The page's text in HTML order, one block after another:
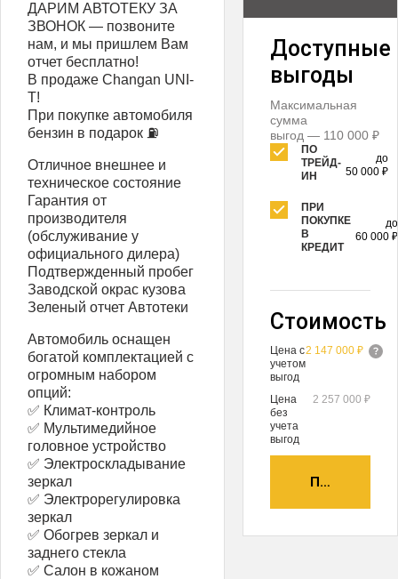
ДАРИМ АВТОТЕКУ ЗА
ЗВОНОК — позвоните
нам, и мы пришлем Вам
отчет бесплатно!
В продаже Changan UNI-
T!
При покупке автомобиля
бензин в подарок ⛽️
Отличное внешнее и
техническое состояние
Гарантия от
производителя
(обслуживание у
официального дилера)
Подтвержденный пробег
Заводской окрас кузова
Зеленый отчет Автотеки
Автомобиль оснащен
богатой комплектацией с
огромным набором
опций:
✅ Климат-контроль
✅ Мультимедийное
головное устройство
✅ Электроскладывание
зеркал
✅ Электрорегулировка
зеркал
✅ Обогрев зеркал и
заднего стекла
✅ Салон в кожаном
Доступные
выгоды
Максимальная
сумма
выгод — 110 000 ₽
ПО
ТРЕЙД-
ИН
до
50 000 ₽
ПРИ
ПОКУПКЕ
В
КРЕДИТ
до
60 000 ₽
Стоимость
Цена с
учетом
выгод
2 147 000 ₽
Цена
без
учета
выгод
2 257 000 ₽
ПОЛУЧИТЬ